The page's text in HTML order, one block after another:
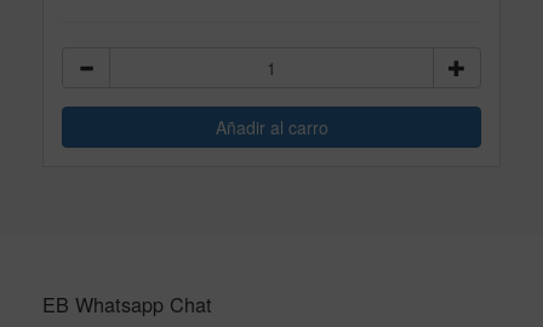
EB Whatsapp Chat